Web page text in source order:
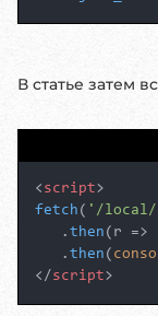
В статье затем
< script>
fetch ( '/local/
   .
then ( r =>
   .
then (
</ script>